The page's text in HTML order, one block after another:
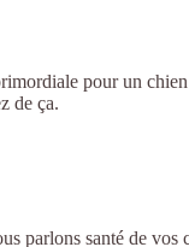
pour un
de ça.
parlons santé de vos